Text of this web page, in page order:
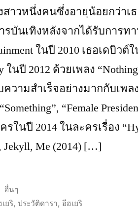
สาวหนึ่งคนซึ่งอายุน้อยกว่าเ
รบันเทิงหลังจากได้รับการท
ในปี 2010 เธอเดบิวต์
นปี 2012 ด้วยเพลง
ความสำเร็จอย่างมากกับเพล
“Female
ในปี 2014 ในละครเรื่อง
Me (2014) […]
Posted
in
อื่นๆ
ยริ, ประวัติดารา,อีฮเยริ